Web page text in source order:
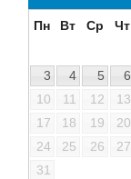
Пн Вт Ср Чт
3
4 5 6
10
11 12 13
17
18 19 20
24
25 26 27
31